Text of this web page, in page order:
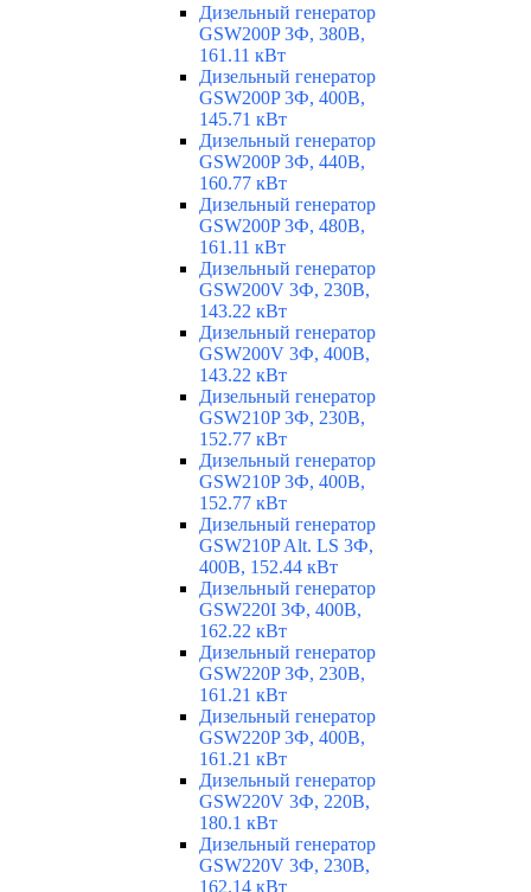
Дизельный генератор
GSW200P 3Ф, 380В,
161.11 кВт
Дизельный генератор
GSW200P 3Ф, 400В,
145.71 кВт
Дизельный генератор
GSW200P 3Ф, 440В,
160.77 кВт
Дизельный генератор
GSW200P 3Ф, 480В,
161.11 кВт
Дизельный генератор
GSW200V 3Ф, 230В,
143.22 кВт
Дизельный генератор
GSW200V 3Ф, 400В,
143.22 кВт
Дизельный генератор
GSW210P 3Ф, 230В,
152.77 кВт
Дизельный генератор
GSW210P 3Ф, 400В,
152.77 кВт
Дизельный генератор
GSW210P Alt. LS 3Ф,
400В, 152.44 кВт
Дизельный генератор
GSW220I 3Ф, 400В,
162.22 кВт
Дизельный генератор
GSW220P 3Ф, 230В,
161.21 кВт
Дизельный генератор
GSW220P 3Ф, 400В,
161.21 кВт
Дизельный генератор
GSW220V 3Ф, 220В,
180.1 кВт
Дизельный генератор
GSW220V 3Ф, 230В,
162.14 кВт